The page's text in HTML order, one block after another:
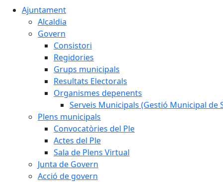
Ajuntament
Alcaldia
Govern
Consistori
Regidories
Grups municipals
Resultats Electorals
Organismes depenents
Serveis Municipals (Gestió Municipal de
Plens municipals
Convocatòries del Ple
Actes del Ple
Sala de Plens Virtual
Junta de Govern
Acció de govern